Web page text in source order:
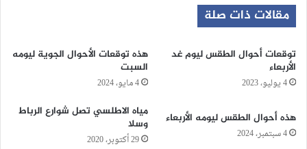
مقالات ذات صلة
توقعات أحوال الطقس ليوم غد
الأربعاء
4 يوليو، 2023
هذه توقعات الأحوال الجوية ليومه
السبت
4 مايو، 2024
هذه أحوال الطقس ليومه الأربعاء
4 سبتمبر، 2024
مياه الاطلسي تصل شوارع الرباط
وسلا
29 أكتوبر، 2020